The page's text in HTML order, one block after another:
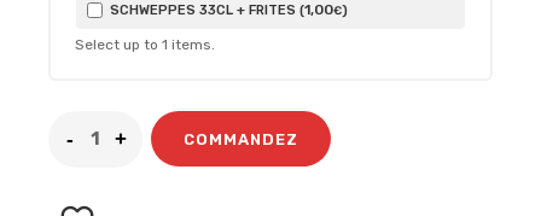
SCHWEPPES 33CL + FRITES (1,00€)
Select up to 1 items.
COMMANDEZ